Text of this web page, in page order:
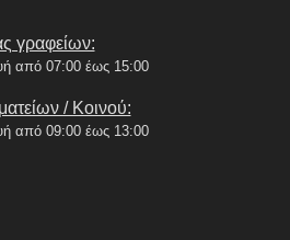
γραφείων:
από 07:00 έως 15:00
/ Κοινού:
από 09:00 έως 13:00